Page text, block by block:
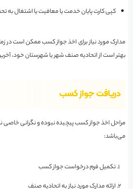
کپی کارت پایان خدمت یا معافیت یا اشتغال به
مدارک مورد نیاز برای اخذ جواز کسب ممکن است در
بهتر است از اتحادیه صنف شهر یا شهرستان خود،
دریافت جواز کسب
مراحل اخذ جواز کسب پیچیده نبوده و نگرانی خاصی
می‌باشد:
تکمیل فرم درخواست جواز کسب
ارائه مدارک مورد نیاز به اتحادیه صنف